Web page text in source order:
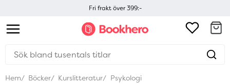
Fri frakt över 399:-
Hem Böcker Kurslitteratur Psykologi